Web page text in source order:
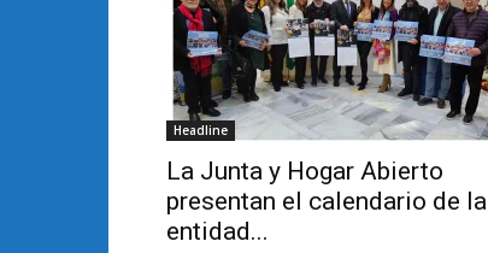
Headline
La Junta y Hogar Abierto
presentan el calendario de la
entidad...